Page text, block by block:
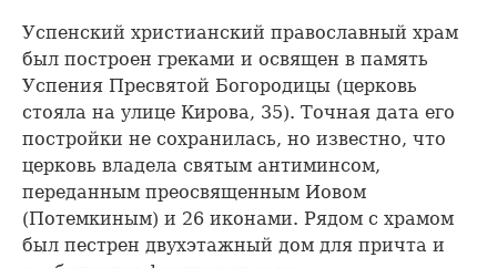
Успенский христианский православный храм
был построен греками и освящен в память
Успения Пресвятой Богородицы (церковь
стояла на улице Кирова, 35). Точная дата его
постройки не сохранилась, но известно, что
церковь владела святым антиминсом,
переданным преосвященным Иовом
(Потемкиным) и 26 иконами. Рядом с храмом
был пестрен двухэтажный дом для причта и